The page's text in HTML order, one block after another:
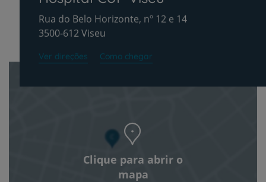
Rua do Belo Horizonte, nº 12 e 14
3500-612 Viseu
Ver direções Como chegar
Clique para abrir o
mapa